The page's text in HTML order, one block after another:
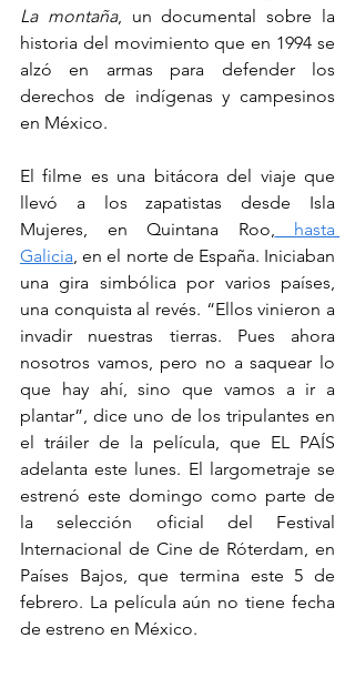
La montaña, un documental sobre la
historia del movimiento que en 1994 se
alzó en armas para defender los
derechos de indígenas y campesinos
en México.
El filme es una bitácora del viaje que
llevó a los zapatistas desde Isla
Mujeres, en Quintana Roo,
hasta
Galicia , en el norte de España. Iniciaban
una gira simbólica por varios países,
una conquista al revés. “Ellos vinieron a
invadir nuestras tierras. Pues ahora
nosotros vamos, pero no a saquear lo
que hay ahí, sino que vamos a ir a
plantar”, dice uno de los tripulantes en
el tráiler de la película, que EL PAÍS
adelanta este lunes. El largometraje se
estrenó este domingo como parte de
la selección oficial del Festival
Internacional de Cine de Róterdam, en
Países Bajos, que termina este 5 de
febrero. La película aún no tiene fecha
de estreno en México.